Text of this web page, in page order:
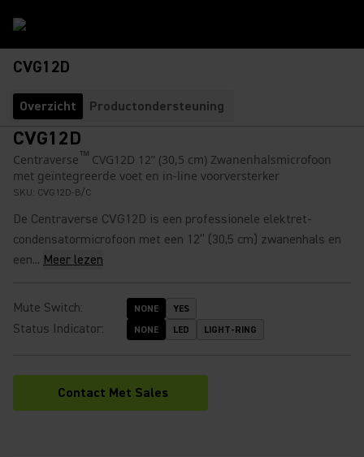
CVG12D
Overzicht Productondersteuning
CVG12D
Centraverse™ CVG12D 12” (30,5 cm) Zwanenhalsmicrofoon
met geïntegreerde voet en in-line voorversterker
SKU: CVG12D-B/C
De Centraverse CVG12D is een professionele elektret-
condensatormicrofoon met een 12” (30,5 cm) zwanenhals en
een... Meer lezen
Mute Switch: NONE YES
Status Indicator: NONE LED LIGHT-RING
Contact Met Sales